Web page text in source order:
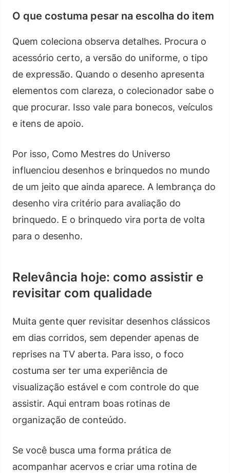
O que costuma pesar na escolha do item
Quem coleciona observa detalhes. Procura o
acessório certo, a versão do uniforme, o tipo
de expressão. Quando o desenho apresenta
elementos com clareza, o colecionador sabe o
que procurar. Isso vale para bonecos, veículos
e itens de apoio.
Por isso, Como Mestres do Universo
influenciou desenhos e brinquedos no mundo
de um jeito que ainda aparece. A lembrança do
desenho vira critério para avaliação do
brinquedo. E o brinquedo vira porta de volta
para o desenho.
Relevância hoje: como assistir e
revisitar com qualidade
Muita gente quer revisitar desenhos clássicos
em dias corridos, sem depender apenas de
reprises na TV aberta. Para isso, o foco
costuma ser ter uma experiência de
visualização estável e com controle do que
assistir. Aqui entram boas rotinas de
organização de conteúdo.
Se você busca uma forma prática de
acompanhar acervos e criar uma rotina de